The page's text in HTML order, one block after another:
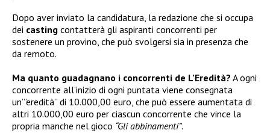
Dopo aver inviato la candidatura, la redazione che si occupa
dei casting contatterà gli aspiranti concorrenti per
sostenere un provino, che può svolgersi sia in presenza che
da remoto.
Ma quanto guadagnano i concorrenti de L’Eredità? A ogni
concorrente all’inizio di ogni puntata viene consegnata
un’”eredità” di 10.000,00 euro, che può essere aumentata di
altri 10.000,00 euro per ciascun concorrente che vince la
propria manche nel gioco “Gli abbinamenti”.